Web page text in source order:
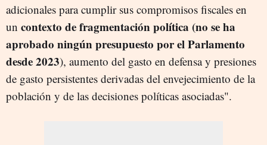
adicionales para cumplir sus compromisos fiscales en
un contexto de fragmentación política (no se ha
aprobado ningún presupuesto por el Parlamento
desde 2023), aumento del gasto en defensa y presiones
de gasto persistentes derivadas del envejecimiento de la
población y de las decisiones políticas asociadas".